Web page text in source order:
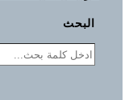
البحث
Search